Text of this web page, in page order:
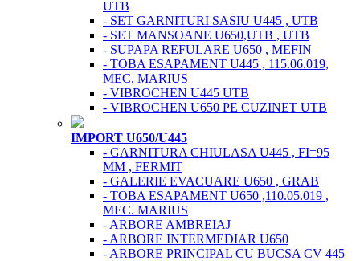
UTB
- SET GARNITURI SASIU U445 , UTB
- SET MANSOANE U650,UTB , UTB
- SUPAPA REFULARE U650 , MEFIN
- TOBA ESAPAMENT U445 , 115.06.019,
MEC. MARIUS
- VIBROCHEN U445 UTB
- VIBROCHEN U650 PE CUZINET UTB
IMPORT U650/U445
- GARNITURA CHIULASA U445 , FI=95
MM , FERMIT
- GALERIE EVACUARE U650 , GRAB
- TOBA ESAPAMENT U650 ,110.05.019 ,
MEC. MARIUS
- ARBORE AMBREIAJ
- ARBORE INTERMEDIAR U650
- ARBORE PRINCIPAL CU BUCSA CV 445